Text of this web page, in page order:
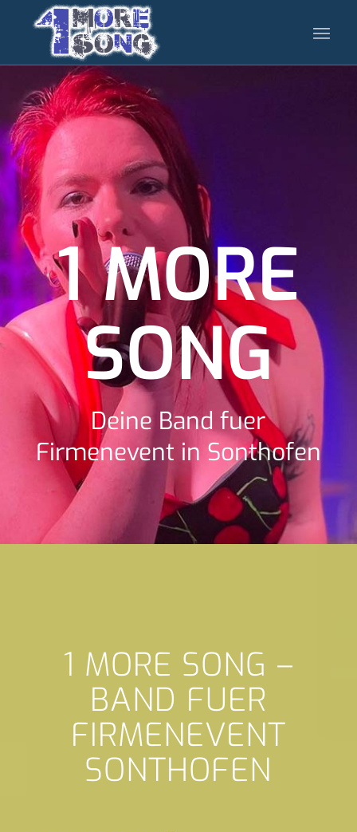
1 MORE
SONG
Deine Band fuer
Firmenevent in Sonthofen
1 MORE SONG –
BAND FUER
FIRMENEVENT
SONTHOFEN